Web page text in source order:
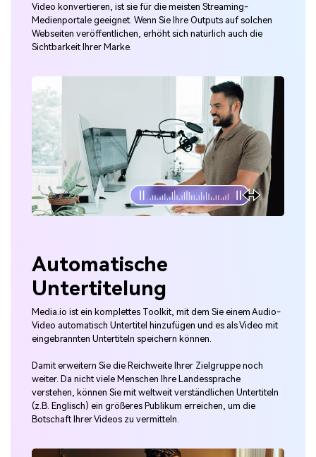
Video konvertieren, ist sie für die meisten Streaming-
Medienportale geeignet. Wenn Sie Ihre Outputs auf solchen
Webseiten veröffentlichen, erhöht sich natürlich auch die
Sichtbarkeit Ihrer Marke.
Automatische
Untertitelung
Media.io ist ein komplettes Toolkit, mit dem Sie einem Audio-
Video automatisch Untertitel hinzufügen und es als Video mit
eingebrannten Untertiteln speichern können.
Damit erweitern Sie die Reichweite Ihrer Zielgruppe noch
weiter. Da nicht viele Menschen Ihre Landessprache
verstehen, können Sie mit weltweit verständlichen Untertiteln
(z.B. Englisch) ein größeres Publikum erreichen, um die
Botschaft Ihrer Videos zu vermitteln.